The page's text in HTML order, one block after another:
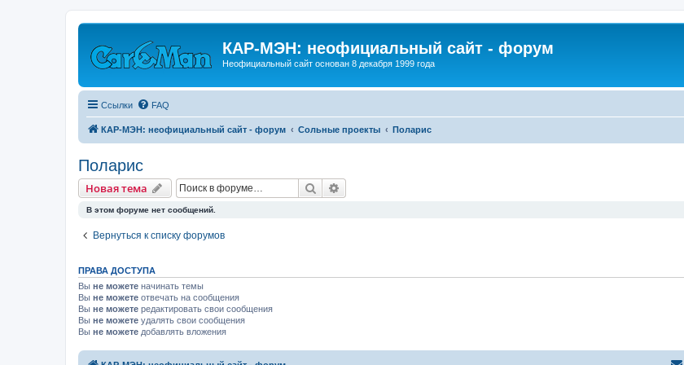
КАР-МЭН: неофициальный сайт - форум
Неофициальный сайт основан 8 декабря 1999 года
Ссылки FAQ
КАР-МЭН: неофициальный сайт - форум Сольные проекты Поларис
Поларис
Новая тема Поиск
В этом форуме нет сообщений.
Вернуться к списку форумов
ПРАВА ДОСТУПА
Вы не можете начинать темы
Вы не можете отвечать на сообщения
Вы не можете редактировать свои сообщения
Вы не можете удалять свои сообщения
Вы не можете добавлять вложения